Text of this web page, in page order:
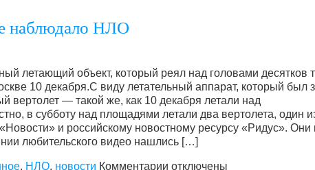
наблюдало НЛО
летающий объект, который реял над головами десятков
10 декабря.С виду летательный аппарат, который был
— такой же, как 10 декабря летали над
в субботу над площадями летали два вертолета, один
и российскому новостному ресурсу «Ридус». Они
любительского видео нашлись […]
, НЛО, новости Комментарии к записи За
отключены